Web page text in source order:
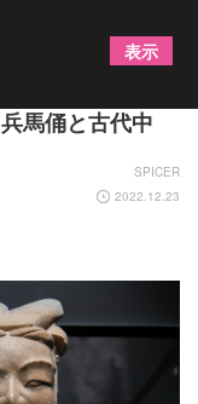
多数来日！
馬俑と古代中
SPICER
2022.12.23
表示